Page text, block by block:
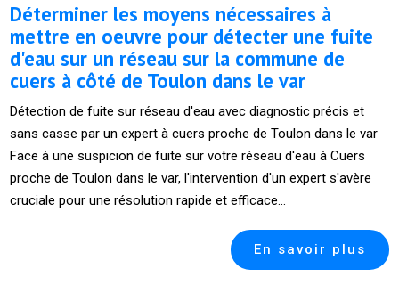
Déterminer les moyens nécessaires à
mettre en oeuvre pour détecter une fuite
d'eau sur un réseau sur la commune de
cuers à côté de Toulon dans le var
Détection de fuite sur réseau d'eau avec diagnostic précis et
sans casse par un expert à cuers proche de Toulon dans le var
Face à une suspicion de fuite sur votre réseau d'eau à Cuers
proche de Toulon dans le var, l'intervention d'un expert s'avère
cruciale pour une résolution rapide et efficace...
En savoir plus